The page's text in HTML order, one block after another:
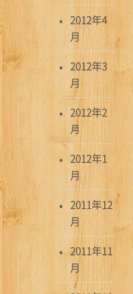
2012年4
月
2012年3
月
2012年2
月
2012年1
月
2011年12
月
2011年11
月